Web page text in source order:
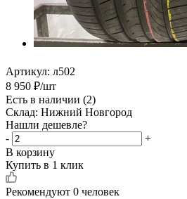
Артикул: л502
8 950 ₽/шт
Есть в наличии (2)
Склад: Нижний Новгород
Нашли дешевле?
-
+
В корзину
Купить в 1 клик
Рекомендуют 0 человек